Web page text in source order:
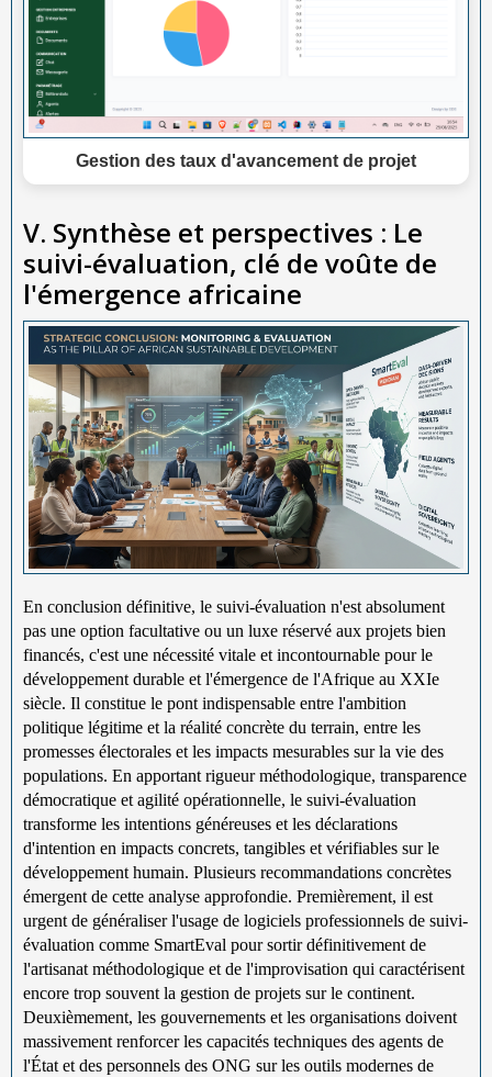
Gestion des taux d'avancement de projet
V. Synthèse et perspectives : Le
suivi-évaluation, clé de voûte de
l'émergence africaine
En conclusion définitive, le suivi-évaluation n'est absolument
pas une option facultative ou un luxe réservé aux projets bien
financés, c'est une nécessité vitale et incontournable pour le
développement durable et l'émergence de l'Afrique au XXIe
siècle. Il constitue le pont indispensable entre l'ambition
politique légitime et la réalité concrète du terrain, entre les
promesses électorales et les impacts mesurables sur la vie des
populations. En apportant rigueur méthodologique, transparence
démocratique et agilité opérationnelle, le suivi-évaluation
transforme les intentions généreuses et les déclarations
d'intention en impacts concrets, tangibles et vérifiables sur le
développement humain. Plusieurs recommandations concrètes
émergent de cette analyse approfondie. Premièrement, il est
urgent de généraliser l'usage de logiciels professionnels de suivi-
évaluation comme SmartEval pour sortir définitivement de
l'artisanat méthodologique et de l'improvisation qui caractérisent
encore trop souvent la gestion de projets sur le continent.
Deuxièmement, les gouvernements et les organisations doivent
massivement renforcer les capacités techniques des agents de
l'État et des personnels des ONG sur les outils modernes de